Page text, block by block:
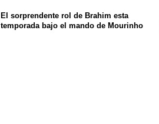
El sorprendente rol de Brahim esta
temporada bajo el mando de Mourinho